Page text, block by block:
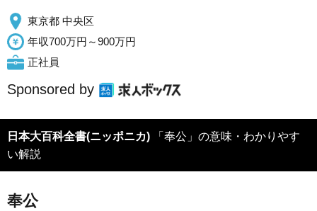
東京都 中央区
年収700万円～900万円
正社員
Sponsored by
日本大百科全書(ニッポニカ)
い解説
奉公